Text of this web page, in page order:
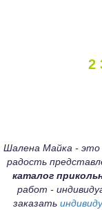
2
Шалена Майка - это
радость
каталог
работ -
заказать